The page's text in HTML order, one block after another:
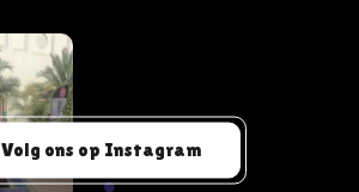
Volg ons op Instagram